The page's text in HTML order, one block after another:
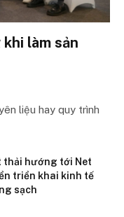
khi làm sản
liệu hay quy trình
thải hướng tới Net
triển khai kinh tế
sạch